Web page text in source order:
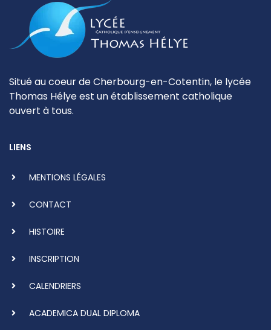
Situé au coeur de Cherbourg-en-Cotentin, le lycée
Thomas Hélye est un établissement catholique
ouvert à tous.
LIENS
MENTIONS LÉGALES
CONTACT
HISTOIRE
INSCRIPTION
CALENDRIERS
ACADEMICA DUAL DIPLOMA